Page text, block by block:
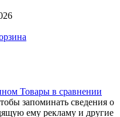
Товары в сравнении
запоминать сведения о
ему рекламу и другие